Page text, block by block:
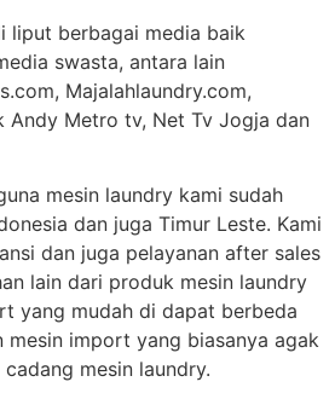
liput berbagai media baik
swasta, antara lain
Majalahlaundry.com,
Andy Metro tv, Net Tv Jogja dan
mesin laundry kami sudah
dan juga Timur Leste. Kami
dan juga pelayanan after sales
lain dari produk mesin laundry
yang mudah di dapat berbeda
mesin import yang biasanya agak
mesin laundry.